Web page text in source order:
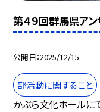
第４９回群馬県ア
公開日 2025/12/15
部活動に関すること
かぶら文化ホールに